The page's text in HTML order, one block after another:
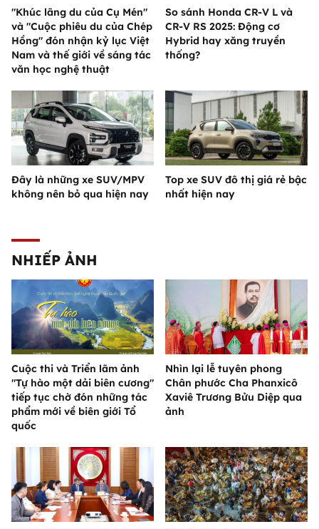
"Khúc lãng du của Cụ Mén"
và "Cuộc phiêu du của Chép
Hồng" đón nhận kỷ lục Việt
Nam và thế giới về sáng tác
văn học nghệ thuật
So sánh Honda CR-V L và
CR-V RS 2025: Động cơ
Hybrid hay xăng truyền
thống?
Đây là những xe SUV/MPV
không nên bỏ qua hiện nay
Top xe SUV đô thị giá rẻ bậc
nhất hiện nay
NHIẾP ẢNH
Cuộc thi và Triển lãm ảnh
"Tự hào một dải biên cương"
tiếp tục chờ đón những tác
phẩm mới về biên giới Tổ
quốc
Nhìn lại lễ tuyên phong
Chân phước Cha Phanxicô
Xaviê Trương Bửu Diệp qua
ảnh